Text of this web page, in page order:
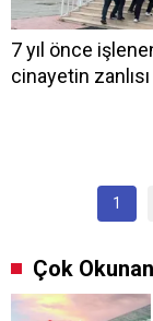
7 yıl önce
cinayetin
1
Çok